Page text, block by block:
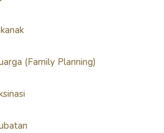
(Family Planning)